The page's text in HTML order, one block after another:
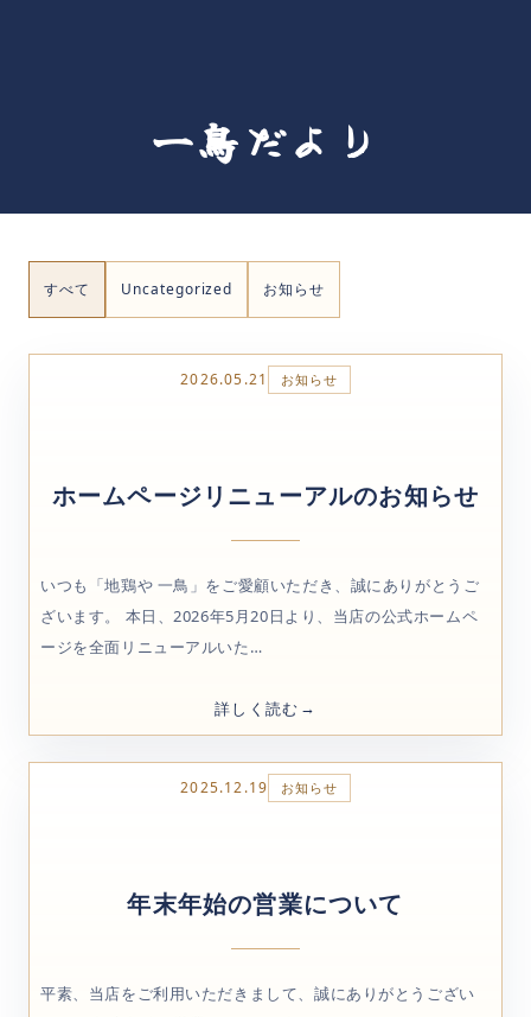
営業カレンダー
お越しの方へ
一鳥だより
すべて Uncategorized お知らせ
2026.05.21 お知らせ
ホームページリニューアルのお知らせ
いつも「地鶏や 一鳥」をご愛顧いただき、誠にありがとうご
ざいます。 本日、2026年5月20日より、当店の公式ホームペ
ージを全面リニューアルいた…
詳しく読む
2025.12.19 お知らせ
年末年始の営業について
平素、当店をご利用いただきまして、誠にありがとうござい